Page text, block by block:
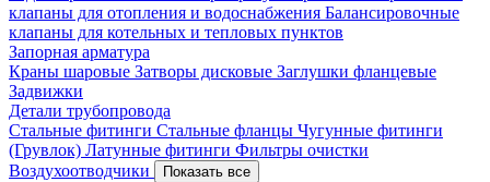
клапаны для отопления и водоснабжения Балансировочные
клапаны для котельных и тепловых пунктов
Запорная арматура
Краны шаровые Затворы дисковые Заглушки фланцевые
Задвижки
Детали трубопровода
Стальные фитинги Стальные фланцы Чугунные фитинги
(Грувлок) Латунные фитинги Фильтры очистки
Воздухоотводчики
Показать все